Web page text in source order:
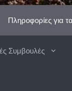
Πληροφορίες για
Συμβουλές